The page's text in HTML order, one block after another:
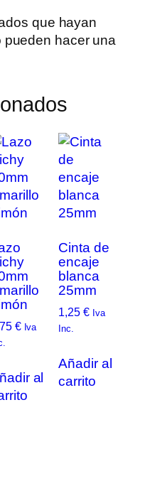
que hayan
hacer una
€ Iva
al
Cinta de
encaje
blanca
25mm
1,25 € Iva
Inc.
Añadir al
carrito